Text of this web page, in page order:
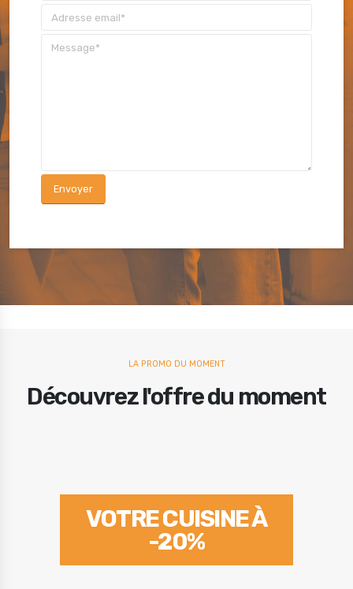
Envoyer
LA PROMO DU MOMENT
Découvrez l'offre du moment
VOTRE CUISINE À
-20%